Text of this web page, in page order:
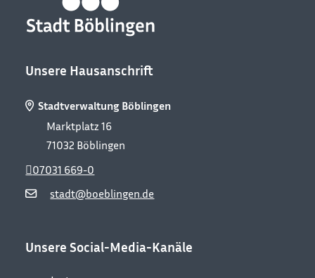
Unsere Hausanschrift
Stadtverwaltung Böblingen
Marktplatz 16
71032 Böblingen
stadt@boeblingen.de
07031 669-0
Unsere Social-Media-Kanäle